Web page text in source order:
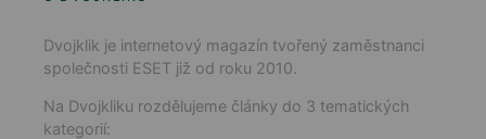
Dvojklik je internetový magazín tvořený zaměstnanci
společnosti ESET již od roku 2010.
Na Dvojkliku rozdělujeme články do 3 tematických
kategorií: